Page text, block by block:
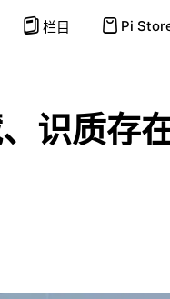
栏目 Pi
识质存